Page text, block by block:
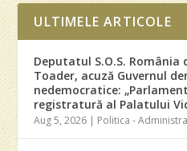
ULTIMELE ARTICOLE
Deputatul S.O.S. România
Toader, acuză Guvernul
nedemocratice:
registratură al Palatului
Aug 5, 2026 | Politica -